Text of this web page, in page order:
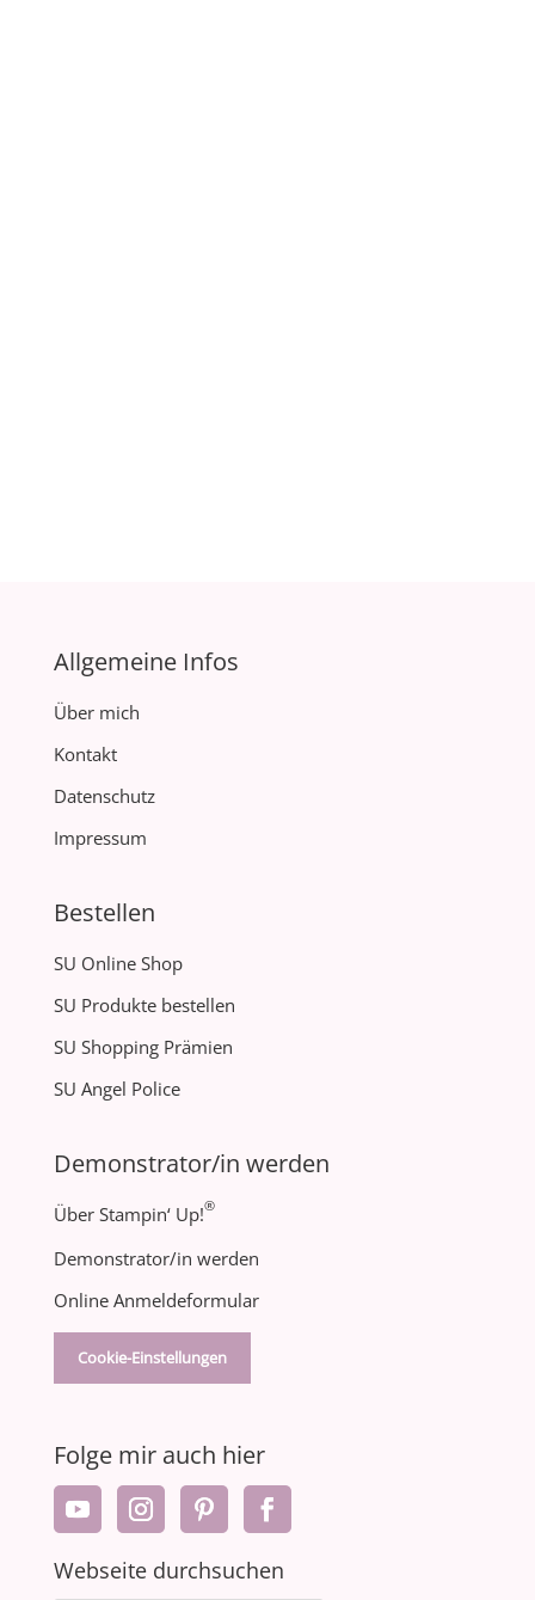
Allgemeine Infos
Über mich
Kontakt
Datenschutz
Impressum
Bestellen
SU Online Shop
SU Produkte bestellen
SU Shopping Prämien
SU Angel Police
Demonstrator/in werden
Über Stampin‘ Up!®
Demonstrator/in werden
Online Anmeldeformular
Cookie-Einstellungen
Folge mir auch hier
Webseite durchsuchen